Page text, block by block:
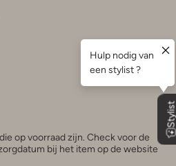
op voorraad zijn. Check voor de
bij het item op de website